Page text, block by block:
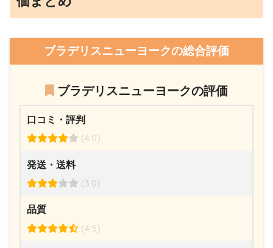
ブラデリスニューヨークの総合評価
ブラデリスニューヨークの評価
口コミ・評判
(4.0)
発送・送料
(3.0)
品質
(4.5)